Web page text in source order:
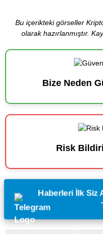
Bu içerikteki görseller
olarak hazırlanmıştır.
Bize Neden
Risk
Haberleri İlk Siz